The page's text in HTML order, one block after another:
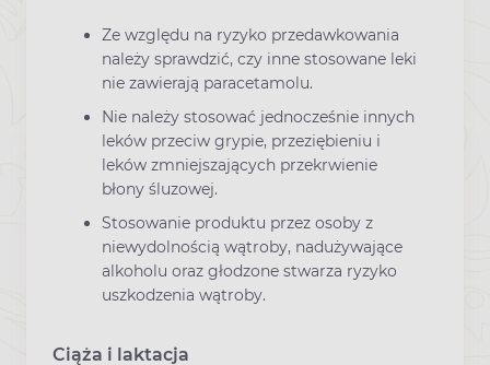
Ze względu na ryzyko przedawkowania
należy sprawdzić, czy inne stosowane leki
nie zawierają paracetamolu.
Nie należy stosować jednocześnie innych
leków przeciw grypie, przeziębieniu i
leków zmniejszających przekrwienie
błony śluzowej.
Stosowanie produktu przez osoby z
niewydolnością wątroby, nadużywające
alkoholu oraz głodzone stwarza ryzyko
uszkodzenia wątroby.
Ciąża i laktacja